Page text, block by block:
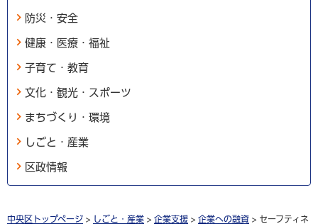
防災・安全
健康・医療・福祉
子育て・教育
文化・観光・スポーツ
まちづくり・環境
しごと・産業
区政情報
中央区トップページ > しごと・産業 > 企業支援 > 企業への融資 > セーフティネ